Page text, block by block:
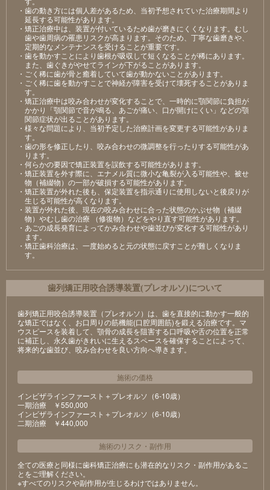
・歯の動き方には個人差があるため、当初予想されていた治療期間より
延長する可能性があります。
・矯正治療中は、装置が付いているため歯が磨きにくくなります。むし
歯や歯周病の罹患リスクが高まります。そのため、丁寧な歯磨きや、
定期的なメンテナンスを受けることが重要です。
・歯を動かすことにより歯根が吸収して短くなることが稀にあります。
また、歯ぐきがやせてラインが下がることがあります。
・ごく稀に歯が骨と癒着していて歯が動かないことがあります。
・ごく稀に歯を動かすことで神経が障害を受けて壊死することがありま
す。
・矯正治療中は咬み合わせが変化することで、一時的に顎関節に負担が
かかり「顎関節で音が鳴る、あごが痛い、口が開けにくい」などの顎
関節症状が出ることがあります。
・様々な問題により、当初予定した治療計画を変更する可能性がありま
す。
・歯の形を修正したり、咬み合わせの微調整を行ったりする可能性があ
ります。
・何らかの要因で矯正装置を誤飲する可能性があります。
・矯正装置を外す際に、エナメル質に微小な亀裂が入る可能性や、被せ
物（補綴物）の一部が破損する可能性があります。
・矯正装置が外れた後も、保定装置を指示通りに使用しないと後戻りが
生じる可能性が高くなります。
・装置が外れた後、現在の咬み合わせに合った状態のかぶせ物（補綴
物）やむし歯の治療 （修復物）などをやり直す可能性があります。
・あごの成長発育によってかみ合わせや歯並びが変化する可能性があり
ます。
・矯正歯科治療は、一度始めると元の状態に戻すことが難しくなりま
す。
⻭列矯正⽤咬合誘導装置(プレオルソ)について
歯列矯正用咬合誘導装置（プレオルソ）は、歯を直接的に動かす一般的
な矯正ではなく、お口周りの筋機能(口腔周囲筋)を鍛える治療です。マ
ウスピースを装着して、顎骨の成長を阻害する口呼吸や舌の位置を正常
に補正し、永久歯がきれいに生えるスペースを確保することによって、
将来的な歯並び、咬み合わせを良い方向へ導きます。
施術の価格
インビザラインファースト＋プレオルソ（6-10歳）
⼀期治療 ￥550,000
インビザラインファースト＋プレオルソ（6-10歳）
⼆期治療 ￥440,000
施術のリスク ・ 副作用
全ての医療と同様に歯科矯正治療にも潜在的なリスク・副作用があるこ
とをご理解ください。
※すべてのリスクや副作用が生じるわけではありません。